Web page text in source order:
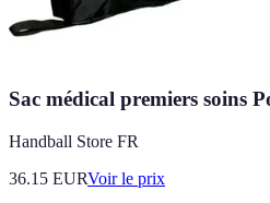
Sac médical premiers soins
Handball Store FR
36.15 EURVoir le prix